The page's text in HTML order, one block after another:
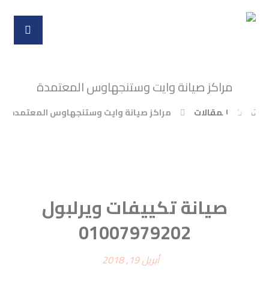
مراكز صيانة وايت وستنجهاوس المعتمدة
المقالات مراكز صيانة وايت وستنجهاوس المعتمدة
صيانة تكييفات ويرلبول
01007979202
أبريل 19, 2018